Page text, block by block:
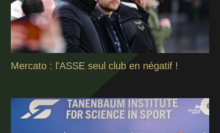
Mercato : l'ASSE seul club en négatif !